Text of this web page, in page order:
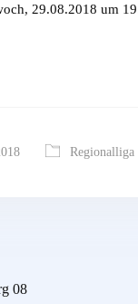
29.08.2018 um
Regionalliga
08